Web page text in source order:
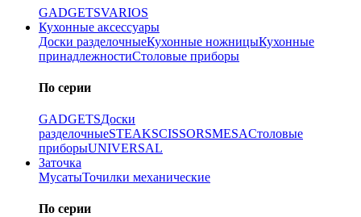
GADGETSVARIOS
Кухонные аксессуары
Доски разделочныеКухонные ножницыКухонные
принадлежностиСтоловые приборы
По серии
GADGETSДоски
разделочныеSTEAKSCISSORSMESAСтоловые
приборыUNIVERSAL
Заточка
МусатыТочилки механические
По серии